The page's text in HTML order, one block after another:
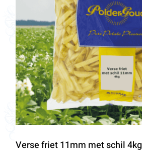
Verse friet 11mm met schil 4kg